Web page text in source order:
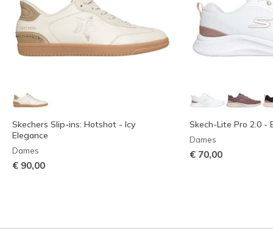
Skechers Slip-ins: Hotshot - Icy
Elegance
Dames
€ 90,00
Skech-Lite Pro 2.0 -
Dames
€ 70,00